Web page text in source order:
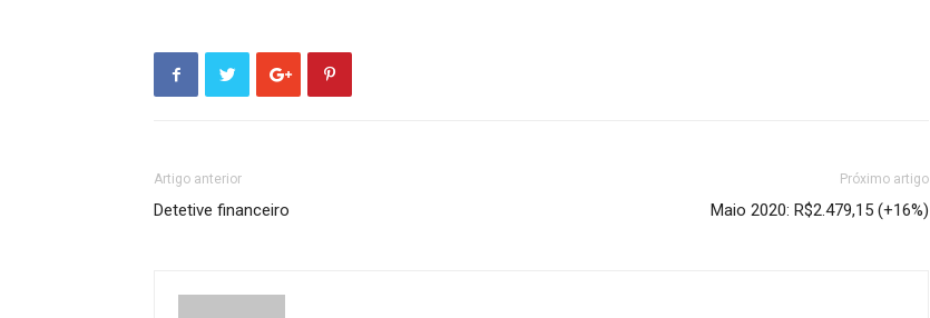
Artigo anterior
Detetive financeiro
Próximo artigo
Maio 2020: R$2.479,15 (+16%)